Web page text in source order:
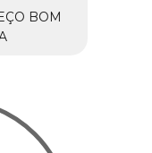
BOM